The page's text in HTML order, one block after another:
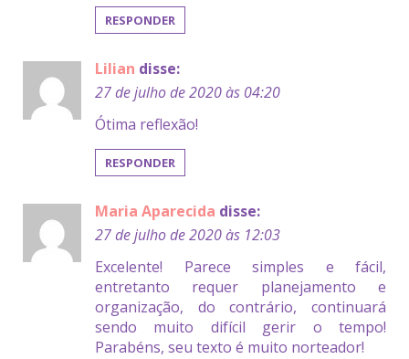
RESPONDER
Lilian disse:
27 de julho de 2020 às 04:20
Ótima reflexão!
RESPONDER
Maria Aparecida disse:
27 de julho de 2020 às 12:03
Excelente! Parece simples e fácil,
entretanto requer planejamento e
organização, do contrário, continuará
sendo muito difícil gerir o tempo!
Parabéns, seu texto é muito norteador!